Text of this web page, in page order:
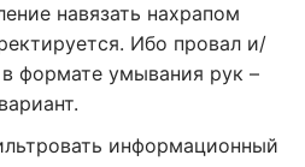
навязать нахрапом
Ибо провал и/
формате умывания рук –
информационный